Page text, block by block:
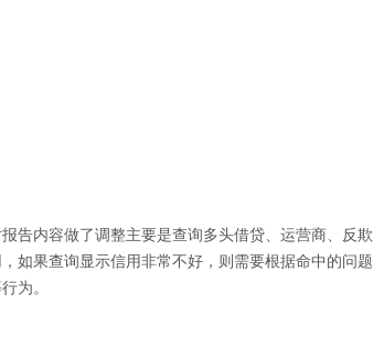
告内容做了调整主要是查询多头借贷、运营商、反欺
如果查询显示信用非常不好，则需要根据命中的问题
为。